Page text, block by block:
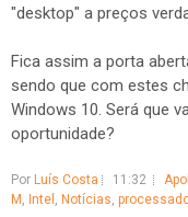
"desktop" a preços
Fica assim a porta
sendo que com estes
Windows 10. Será que
oportunidade?
Por Luís Costa 11:32
M , Intel , Notícias,